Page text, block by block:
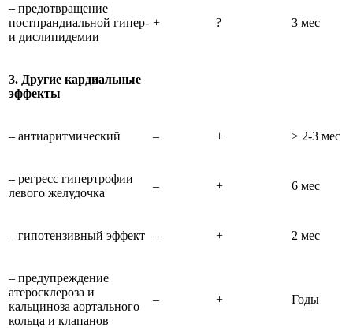
– предотвращение
постпрандиальной гипер-
и дислипидемии
+ ? 3 мес
3. Другие кардиальные
эффекты
– антиаритмический – + ≥ 2-3 мес
– регресс гипертрофии
левого желудочка
– + 6 мес
– гипотензивный эффект – + 2 мес
– предупреждение
атеросклероза и
кальциноза аортального
кольца и клапанов
– + Годы